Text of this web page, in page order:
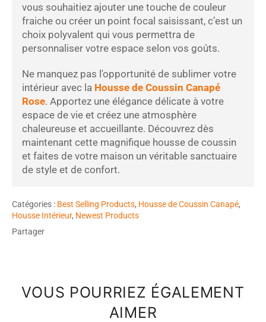
vous souhaitiez ajouter une touche de couleur
fraiche ou créer un point focal saisissant, c’est un
choix polyvalent qui vous permettra de
personnaliser votre espace selon vos goûts.
Ne manquez pas l'opportunité de sublimer votre
intérieur avec la Housse de Coussin Canapé
Rose. Apportez une élégance délicate à votre
espace de vie et créez une atmosphère
chaleureuse et accueillante. Découvrez dès
maintenant cette magnifique housse de coussin
et faites de votre maison un véritable sanctuaire
de style et de confort.
Catégories : Best Selling Products, Housse de Coussin Canapé,
Housse Intérieur, Newest Products
Partager
VOUS POURRIEZ ÉGALEMENT
AIMER